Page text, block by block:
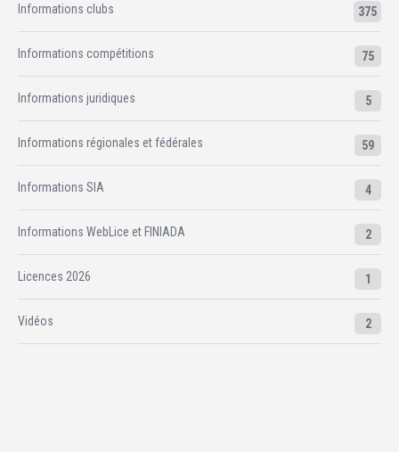
Informations clubs 375
Informations compétitions 75
Informations juridiques 5
Informations régionales et fédérales 59
Informations SIA 4
Informations WebLice et FINIADA 2
Licences 2026 1
Vidéos 2